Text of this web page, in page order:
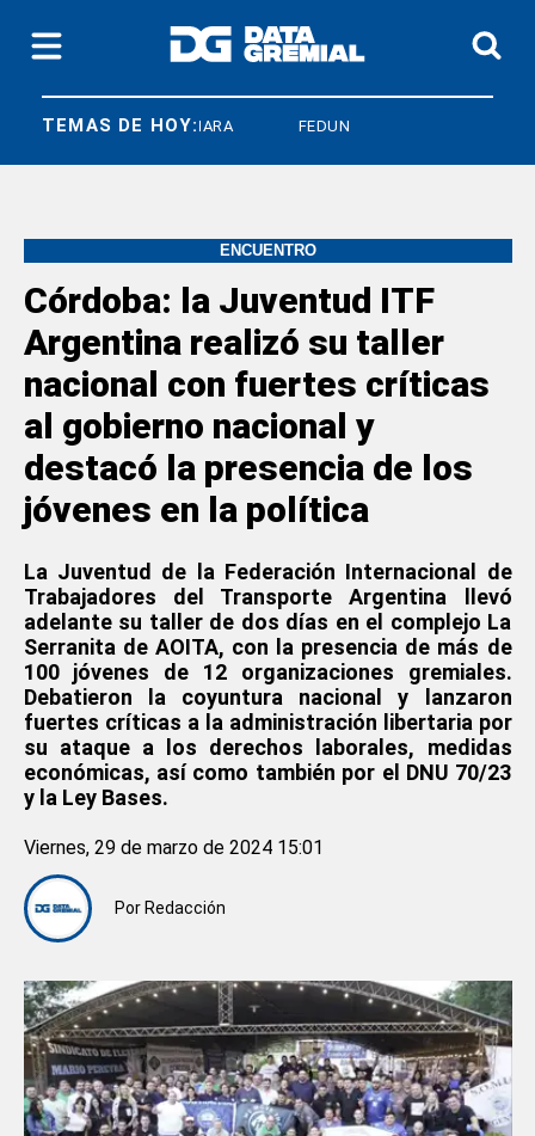
TEMAS DE HOY:
SICONARA FEDUN
ENCUENTRO
Córdoba: la Juventud ITF
Argentina realizó su taller
nacional con fuertes críticas
al gobierno nacional y
destacó la presencia de los
jóvenes en la política
La Juventud de la Federación Internacional de
Trabajadores del Transporte Argentina llevó
adelante su taller de dos días en el complejo La
Serranita de AOITA, con la presencia de más de
100 jóvenes de 12 organizaciones gremiales.
Debatieron la coyuntura nacional y lanzaron
fuertes críticas a la administración libertaria por
su ataque a los derechos laborales, medidas
económicas, así como también por el DNU 70/23
y la Ley Bases.
Por Redacción
Viernes, 29 de marzo de 2024 15:01